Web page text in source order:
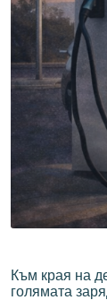
Към края на
голямата